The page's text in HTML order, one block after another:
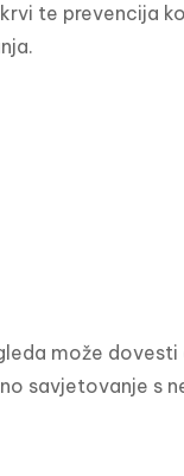
te prevencija
može
savjetovanje s